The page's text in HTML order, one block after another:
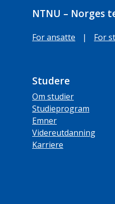
NTNU – Norges
For ansatte | For
Studere
Om studier
Studieprogram
Emner
Videreutdanning
Karriere